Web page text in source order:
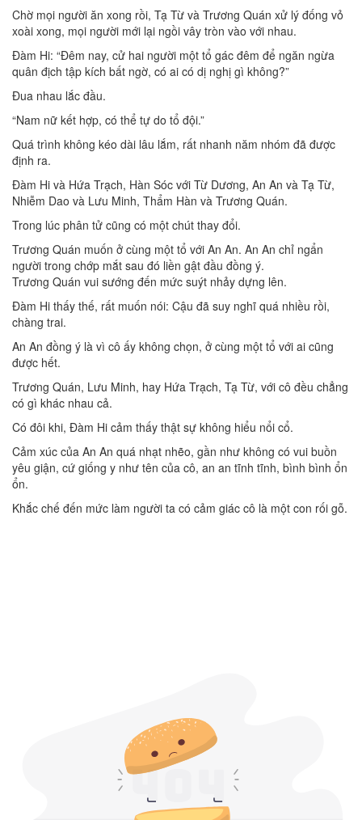
Chờ mọi người ăn xong rồi, Tạ Từ và Trương Quán xử lý đống vỏ
xoài xong, mọi người mới lại ngồi vây tròn vào với nhau.
Đàm Hi: “Đêm nay, cử hai người một tổ gác đêm để ngăn ngừa
quân địch tập kích bất ngờ, có ai có dị nghị gì không?”
Đua nhau lắc đầu.
“Nam nữ kết hợp, có thể tự do tổ đội.”
Quá trình không kéo dài lâu lắm, rất nhanh năm nhóm đã được
định ra.
Đàm Hi và Hứa Trạch, Hàn Sóc với Từ Dương, An An và Tạ Từ,
Nhiễm Dao và Lưu Minh, Thẩm Hàn và Trương Quán.
Trong lúc phân tử cũng có một chút thay đổi.
Trương Quán muốn ở cùng một tổ với An An. An An chỉ ngẩn
người trong chớp mắt sau đó liền gật đầu đồng ý.
Trương Quán vui sướng đến mức suýt nhảy dựng lên.
Đàm Hi thấy thế, rất muốn nói: Cậu đã suy nghĩ quá nhiều rồi,
chàng trai.
An An đồng ý là vì cô ấy không chọn, ở cùng một tổ với ai cũng
được hết.
Trương Quán, Lưu Minh, hay Hứa Trạch, Tạ Từ, với cô đều chẳng
có gì khác nhau cả.
Có đôi khi, Đàm Hi cảm thấy thật sự không hiểu nổi cổ.
Cảm xúc của An An quá nhạt nhẽo, gần như không có vui buồn
yêu giận, cứ giống y như tên của cô, an an tĩnh tĩnh, bình bình ổn
ổn.
Khắc chế đến mức làm người ta có cảm giác cô là một con rối gỗ.